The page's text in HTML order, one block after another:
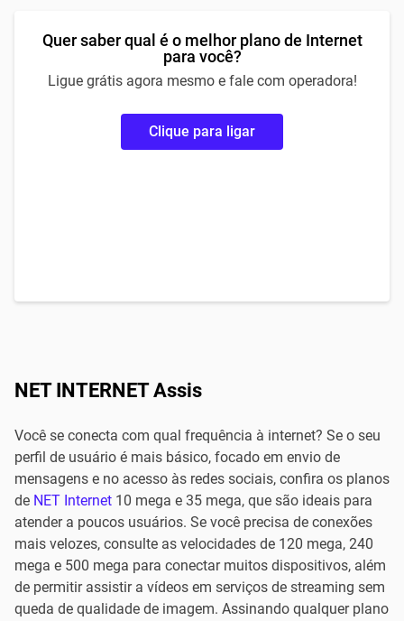
Quer saber qual é o melhor plano de Internet
para você?
Ligue grátis agora mesmo e fale com operadora!
Clique para ligar
NET INTERNET Assis
Você se conecta com qual frequência à internet? Se o seu
perfil de usuário é mais básico, focado em envio de
mensagens e no acesso às redes sociais, confira os planos
de NET Internet 10 mega e 35 mega, que são ideais para
atender a poucos usuários. Se você precisa de conexões
mais velozes, consulte as velocidades de 120 mega, 240
mega e 500 mega para conectar muitos dispositivos, além
de permitir assistir a vídeos em serviços de streaming sem
queda de qualidade de imagem. Assinando qualquer plano